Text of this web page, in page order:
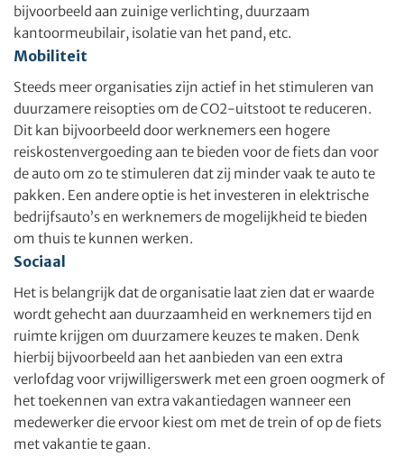
bijvoorbeeld aan zuinige verlichting, duurzaam
kantoormeubilair, isolatie van het pand, etc.
Mobiliteit
Steeds meer organisaties zijn actief in het stimuleren van
duurzamere reisopties om de CO2-uitstoot te reduceren.
Dit kan bijvoorbeeld door werknemers een hogere
reiskostenvergoeding aan te bieden voor de fiets dan voor
de auto om zo te stimuleren dat zij minder vaak te auto te
pakken. Een andere optie is het investeren in elektrische
bedrijfsauto’s en werknemers de mogelijkheid te bieden
om thuis te kunnen werken.
Sociaal
Het is belangrijk dat de organisatie laat zien dat er waarde
wordt gehecht aan duurzaamheid en werknemers tijd en
ruimte krijgen om duurzamere keuzes te maken. Denk
hierbij bijvoorbeeld aan het aanbieden van een extra
verlofdag voor vrijwilligerswerk met een groen oogmerk of
het toekennen van extra vakantiedagen wanneer een
medewerker die ervoor kiest om met de trein of op de fiets
met vakantie te gaan.